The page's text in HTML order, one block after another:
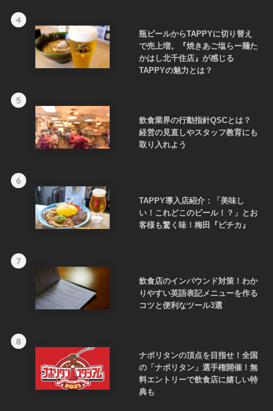
4
瓶ビールからTAPPYに切り替え
で売上増。『焼きあご塩らー麺た
かはし北千住店』が感じる
TAPPYの魅力とは？
5
飲食業界の行動指針QSCとは？
経営の見直しやスタッフ教育にも
取り入れよう
6
TAPPY導入店紹介：「美味し
い！これどこのビール！？」とお
客様も驚く味！梅田『ピチカ』
7
飲食店のインバウンド対策！わか
りやすい英語表記メニューを作る
コツと便利なツール3選
8
ナポリタンの頂点を目指せ！全国
の「ナポリタン」選手権開催！無
料エントリーで飲食店に嬉しい特
典も